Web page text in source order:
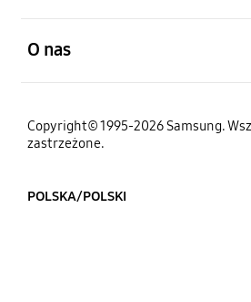
O nas
Copyright© 1995-2026 Samsung.
zastrzeżone.
POLSKA/POLSKI